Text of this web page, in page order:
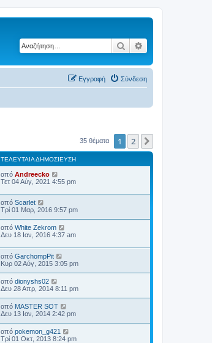
Αναζήτηση
Σύνδεση
Εγγραφή
35 θέματα 1 2
ΤΕΛΕΥΤΑΊΑ ΔΗΜΟΣΊΕΥΣΗ
από Andreecko
Τετ 04 Αύγ, 2021 4:55 pm
από Scarlet
Τρί 01 Μαρ, 2016 9:57 pm
από White Zekrom
Δευ 18 Ιαν, 2016 4:37 am
από GarchompPit
Κυρ 02 Αύγ, 2015 3:05 pm
από dionyshs02
Δευ 28 Απρ, 2014 8:11 pm
από MASTER SOT
Δευ 13 Ιαν, 2014 2:42 pm
από pokemon_g421
Τρί 01 Οκτ, 2013 8:24 pm